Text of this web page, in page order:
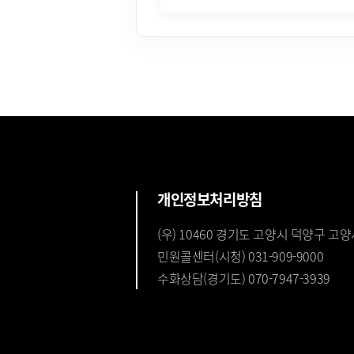
개인정보처리방침
(우) 10460 경기도 고양시 덕양구 고
민원콜센터(시청) 031-909-9000
수화상담(경기도) 070-7947-3939